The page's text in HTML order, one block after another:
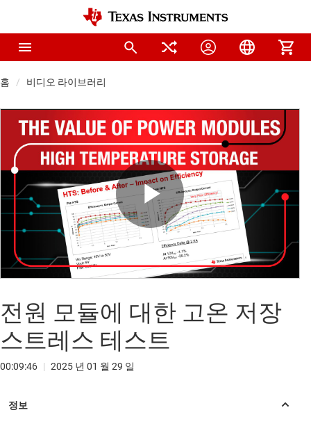
홈 비디오 라이브러리
Play
Video
전원 모듈에 대한 고온 저장
스트레스 테스트
00:09:46 | 2025 년 01 월 29 일